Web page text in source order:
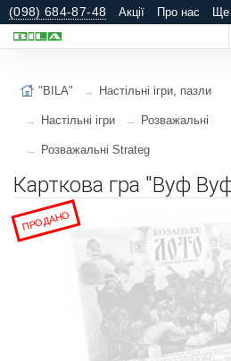
(098) 684-87-48 Акції Про нас Ще
"BILA" Настільні ігри, пазли
Настільні ігри Розважальні
Розважальні Strateg
Карткова гра "Вуф
ПРОДАНО